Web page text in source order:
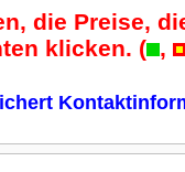
Zum Vergrößern klickenZum
die Preise,
klicken. ( ,